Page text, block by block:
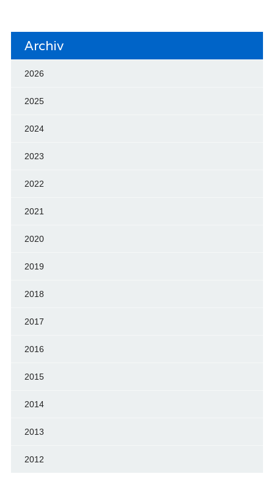
Archiv
2026
2025
2024
2023
2022
2021
2020
2019
2018
2017
2016
2015
2014
2013
2012